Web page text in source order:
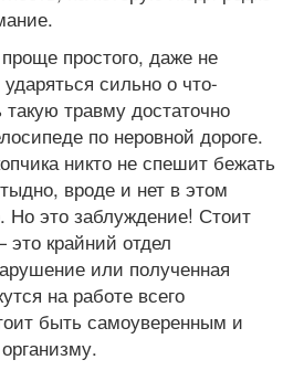
простого, даже не
сильно о что-
травму достаточно
по неровной дороге.
никто не спешит бежать
вроде и нет в этом
Но это заблуждение! Стоит
крайний отдел
или полученная
на работе всего
быть самоуверенным и